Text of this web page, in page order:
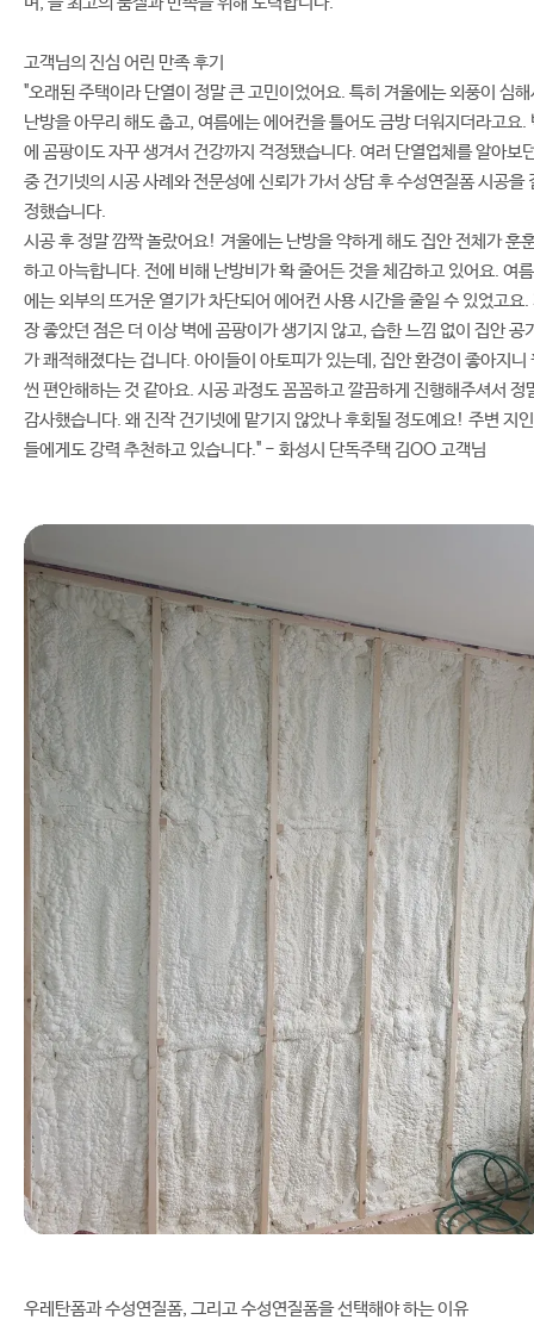
고객님의 진심 어린 만족 후기
"오래된 주택이라 단열이 정말 큰 고민이었어요. 특히 겨울에는 외풍이 심해
난방을 아무리 해도 춥고, 여름에는 에어컨을 틀어도 금방 더워지더라고요.
에 곰팡이도 자꾸 생겨서 건강까지 걱정됐습니다. 여러 단열업체를 알아보
중 건기넷의 시공 사례와 전문성에 신뢰가 가서 상담 후 수성연질폼 시공을
정했습니다.
시공 후 정말 깜짝 놀랐어요! 겨울에는 난방을 약하게 해도 집안 전체가 훈
하고 아늑합니다. 전에 비해 난방비가 확 줄어든 것을 체감하고 있어요. 여름
에는 외부의 뜨거운 열기가 차단되어 에어컨 사용 시간을 줄일 수 있었고요.
장 좋았던 점은 더 이상 벽에 곰팡이가 생기지 않고, 습한 느낌 없이 집안 공
가 쾌적해졌다는 겁니다. 아이들이 아토피가 있는데, 집안 환경이 좋아지니
씬 편안해하는 것 같아요. 시공 과정도 꼼꼼하고 깔끔하게 진행해주셔서 정
감사했습니다. 왜 진작 건기넷에 맡기지 않았나 후회될 정도예요! 주변 지인
들에게도 강력 추천하고 있습니다." - 화성시 단독주택 김OO 고객님
우레탄폼과 수성연질폼, 그리고 수성연질폼을 선택해야 하는 이유